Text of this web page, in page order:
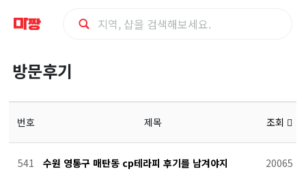
방
문
후
기
방문후기
번호 제목 조회
541 수원 영통구 매탄동 cp테라피 후기를 남겨야지 20065